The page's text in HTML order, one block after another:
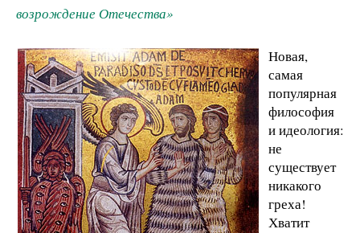
возрождение Отечества»
Новая,
самая
популярная
философия
и идеология:
не
существует
никакого
греха!
Хватит